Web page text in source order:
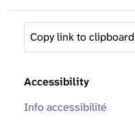
Copy link to clipboard
Accessibility
Info accessibilité